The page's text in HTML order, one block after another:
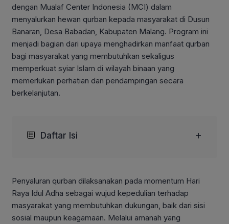
dengan Mualaf Center Indonesia (MCI) dalam
menyalurkan hewan qurban kepada masyarakat di Dusun
Banaran, Desa Babadan, Kabupaten Malang. Program ini
menjadi bagian dari upaya menghadirkan manfaat qurban
bagi masyarakat yang membutuhkan sekaligus
memperkuat syiar Islam di wilayah binaan yang
memerlukan perhatian dan pendampingan secara
berkelanjutan.
Daftar Isi +
Penyaluran qurban dilaksanakan pada momentum Hari
Raya Idul Adha sebagai wujud kepedulian terhadap
masyarakat yang membutuhkan dukungan, baik dari sisi
sosial maupun keagamaan. Melalui amanah yang